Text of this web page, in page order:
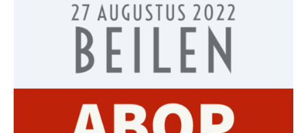
Import registratie
Veulenregistratie
I&R Registratie
Formulier overschrijven op naam
Animal Health Regulation